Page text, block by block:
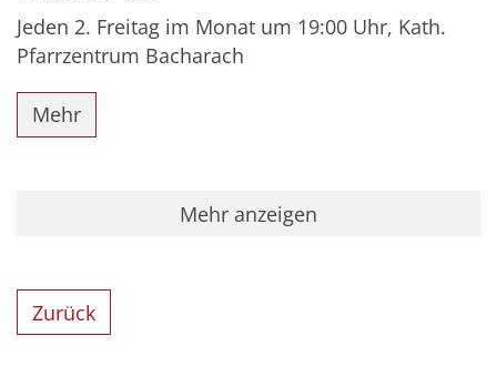
Jeden 2. Freitag im Monat um 19:00 Uhr, Kath.
Pfarrzentrum Bacharach
Mehr
Mehr anzeigen
Zurück